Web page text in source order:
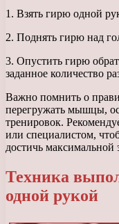
1. Взять гирю одной
2. Поднять гирю над
3. Опустить гирю
заданное количество
Важно помнить о
перегружать мышцы,
тренировок.
или специалистом,
достичь максимальной
Техника
одной рукой